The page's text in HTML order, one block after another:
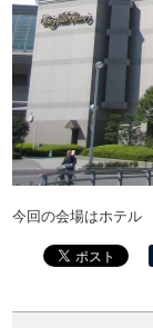
今回の会場はホテル